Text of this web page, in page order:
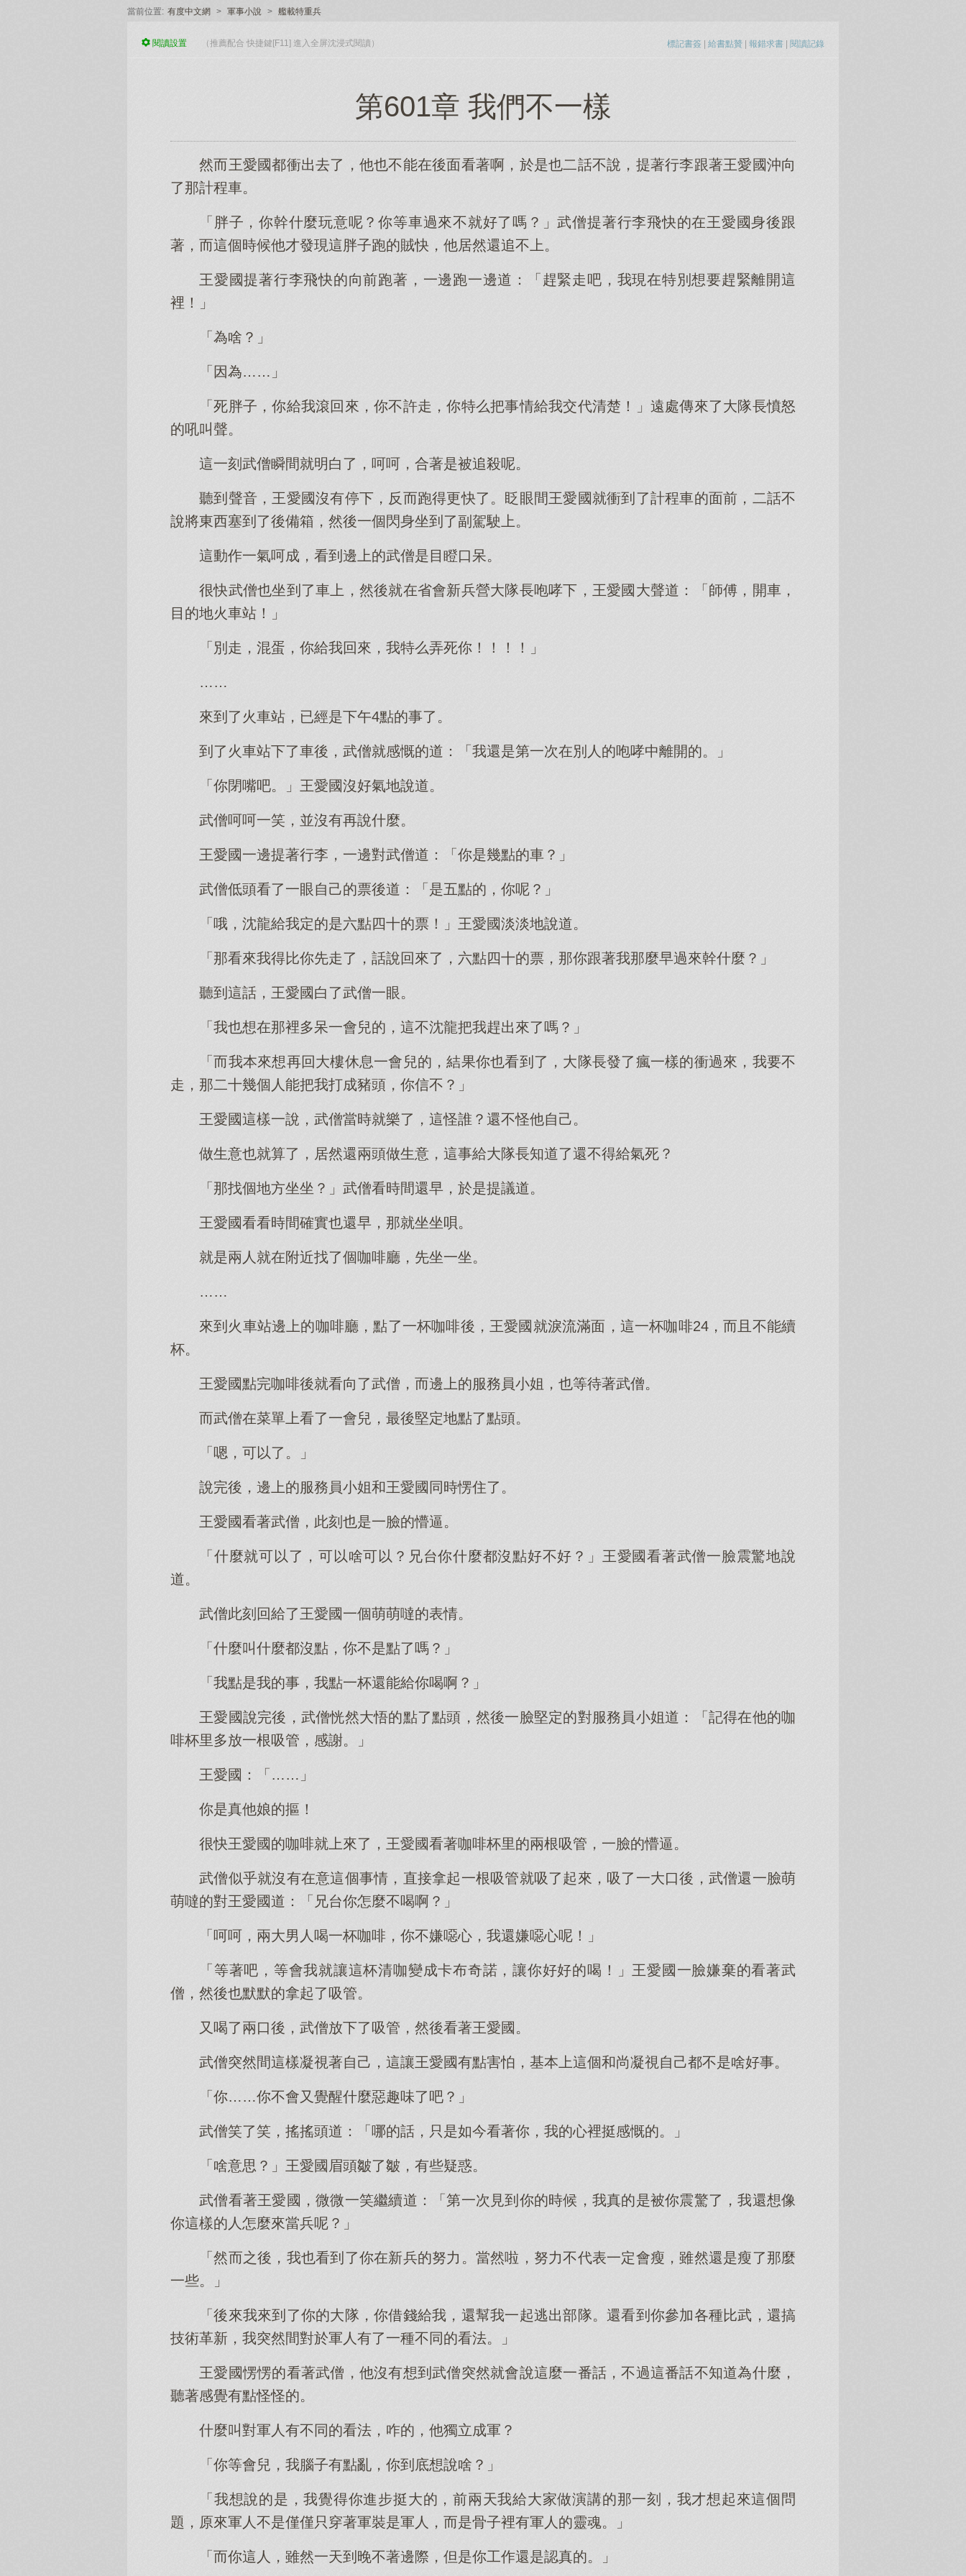
當前位置: 有度中文網 > 軍事小說 > 艦載特重兵
標記書簽 | 給書點贊 | 報錯求書 | 閱讀記錄
閱讀設置 （推薦配合 快捷鍵[F11] 進入全屏沈浸式閱讀）
第601章 我們不一樣
然而王愛國都衝出去了，他也不能在後面看著啊，於是也二話不說，提著行李跟著王愛國沖向
了那計程車。
「胖子，你幹什麼玩意呢？你等車過來不就好了嗎？」武僧提著行李飛快的在王愛國身後跟
著，而這個時候他才發現這胖子跑的賊快，他居然還追不上。
王愛國提著行李飛快的向前跑著，一邊跑一邊道：「趕緊走吧，我現在特別想要趕緊離開這
裡！」
「為啥？」
「因為……」
「死胖子，你給我滾回來，你不許走，你特么把事情給我交代清楚！」遠處傳來了大隊長憤怒
的吼叫聲。
這一刻武僧瞬間就明白了，呵呵，合著是被追殺呢。
聽到聲音，王愛國沒有停下，反而跑得更快了。眨眼間王愛國就衝到了計程車的面前，二話不
說將東西塞到了後備箱，然後一個閃身坐到了副駕駛上。
這動作一氣呵成，看到邊上的武僧是目瞪口呆。
很快武僧也坐到了車上，然後就在省會新兵營大隊長咆哮下，王愛國大聲道：「師傅，開車，
目的地火車站！」
「別走，混蛋，你給我回來，我特么弄死你！！！！」
……
來到了火車站，已經是下午4點的事了。
到了火車站下了車後，武僧就感慨的道：「我還是第一次在別人的咆哮中離開的。」
「你閉嘴吧。」王愛國沒好氣地說道。
武僧呵呵一笑，並沒有再說什麼。
王愛國一邊提著行李，一邊對武僧道：「你是幾點的車？」
武僧低頭看了一眼自己的票後道：「是五點的，你呢？」
「哦，沈龍給我定的是六點四十的票！」王愛國淡淡地說道。
「那看來我得比你先走了，話說回來了，六點四十的票，那你跟著我那麼早過來幹什麼？」
聽到這話，王愛國白了武僧一眼。
「我也想在那裡多呆一會兒的，這不沈龍把我趕出來了嗎？」
「而我本來想再回大樓休息一會兒的，結果你也看到了，大隊長發了瘋一樣的衝過來，我要不
走，那二十幾個人能把我打成豬頭，你信不？」
王愛國這樣一說，武僧當時就樂了，這怪誰？還不怪他自己。
做生意也就算了，居然還兩頭做生意，這事給大隊長知道了還不得給氣死？
「那找個地方坐坐？」武僧看時間還早，於是提議道。
王愛國看看時間確實也還早，那就坐坐唄。
就是兩人就在附近找了個咖啡廳，先坐一坐。
……
來到火車站邊上的咖啡廳，點了一杯咖啡後，王愛國就淚流滿面，這一杯咖啡24，而且不能續
杯。
王愛國點完咖啡後就看向了武僧，而邊上的服務員小姐，也等待著武僧。
而武僧在菜單上看了一會兒，最後堅定地點了點頭。
「嗯，可以了。」
說完後，邊上的服務員小姐和王愛國同時愣住了。
王愛國看著武僧，此刻也是一臉的懵逼。
「什麼就可以了，可以啥可以？兄台你什麼都沒點好不好？」王愛國看著武僧一臉震驚地說
道。
武僧此刻回給了王愛國一個萌萌噠的表情。
「什麼叫什麼都沒點，你不是點了嗎？」
「我點是我的事，我點一杯還能給你喝啊？」
王愛國說完後，武僧恍然大悟的點了點頭，然後一臉堅定的對服務員小姐道：「記得在他的咖
啡杯里多放一根吸管，感謝。」
王愛國：「……」
你是真他娘的摳！
很快王愛國的咖啡就上來了，王愛國看著咖啡杯里的兩根吸管，一臉的懵逼。
武僧似乎就沒有在意這個事情，直接拿起一根吸管就吸了起來，吸了一大口後，武僧還一臉萌
萌噠的對王愛國道：「兄台你怎麼不喝啊？」
「呵呵，兩大男人喝一杯咖啡，你不嫌噁心，我還嫌噁心呢！」
「等著吧，等會我就讓這杯清咖變成卡布奇諾，讓你好好的喝！」王愛國一臉嫌棄的看著武
僧，然後也默默的拿起了吸管。
又喝了兩口後，武僧放下了吸管，然後看著王愛國。
武僧突然間這樣凝視著自己，這讓王愛國有點害怕，基本上這個和尚凝視自己都不是啥好事。
「你……你不會又覺醒什麼惡趣味了吧？」
武僧笑了笑，搖搖頭道：「哪的話，只是如今看著你，我的心裡挺感慨的。」
「啥意思？」王愛國眉頭皺了皺，有些疑惑。
武僧看著王愛國，微微一笑繼續道：「第一次見到你的時候，我真的是被你震驚了，我還想像
你這樣的人怎麼來當兵呢？」
「然而之後，我也看到了你在新兵的努力。當然啦，努力不代表一定會瘦，雖然還是瘦了那麼
一些。」
「後來我來到了你的大隊，你借錢給我，還幫我一起逃出部隊。還看到你參加各種比武，還搞
技術革新，我突然間對於軍人有了一種不同的看法。」
王愛國愣愣的看著武僧，他沒有想到武僧突然就會說這麼一番話，不過這番話不知道為什麼，
聽著感覺有點怪怪的。
什麼叫對軍人有不同的看法，咋的，他獨立成軍？
「你等會兒，我腦子有點亂，你到底想說啥？」
「我想說的是，我覺得你進步挺大的，前兩天我給大家做演講的那一刻，我才想起來這個問
題，原來軍人不是僅僅只穿著軍裝是軍人，而是骨子裡有軍人的靈魂。」
「而你這人，雖然一天到晚不著邊際，但是你工作還是認真的。」